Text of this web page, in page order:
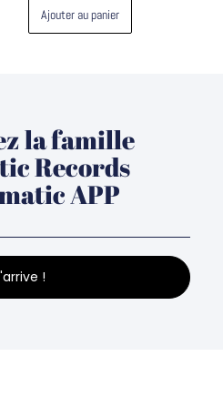
Ajouter au panier
la famille
Records
APP
!